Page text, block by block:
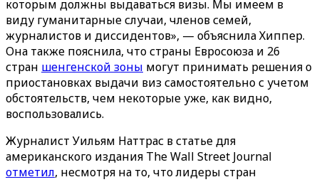
которым должны выдаваться визы. Мы имеем в
виду гуманитарные случаи, членов семей,
журналистов и диссидентов», — объяснила Хиппер.
Она также пояснила, что страны Евросоюза и 26
стран шенгенской зоны могут принимать решения о
приостановках выдачи виз самостоятельно с учетом
обстоятельств, чем некоторые уже, как видно,
воспользовались.
Журналист Уильям Наттрас в статье для
американского издания The Wall Street Journal
отметил, несмотря на то, что лидеры стран